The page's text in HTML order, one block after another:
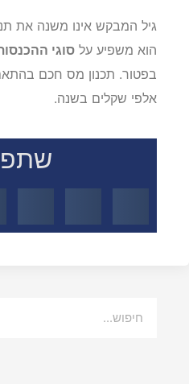
סיכום
גיל המבקש אינו משנה את
הוא משפיע עלסוגי
בפטור. תכנון מס חכם בהתאם